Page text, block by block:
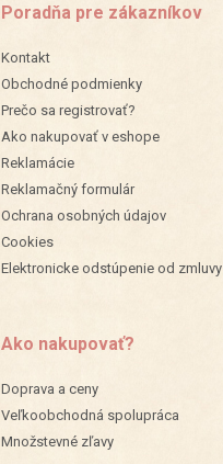
Poradňa pre zákazníkov
Kontakt
Obchodné podmienky
Prečo sa registrovať?
Ako nakupovať v eshope
Reklamácie
Reklamačný formulár
Ochrana osobných údajov
Cookies
Elektronicke odstúpenie od zmluvy
Ako nakupovať?
Doprava a ceny
Veľkoobchodná spolupráca
Množstevné zľavy